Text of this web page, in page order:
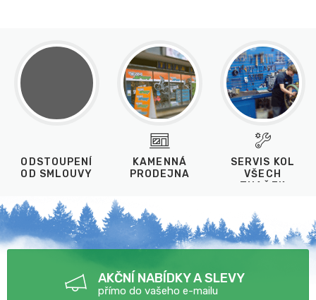
ODSTOUPENÍ
OD SMLOUVY
KAMENNÁ
PRODEJNA
SERVIS KOL
VŠECH
ZNAČEK
AKČNÍ NABÍDKY A SLEVY
přímo do vašeho e-mailu